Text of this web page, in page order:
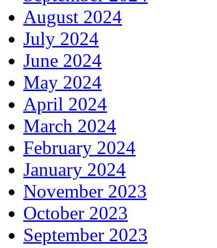
August 2024
July 2024
June 2024
May 2024
April 2024
March 2024
February 2024
January 2024
November 2023
October 2023
September 2023